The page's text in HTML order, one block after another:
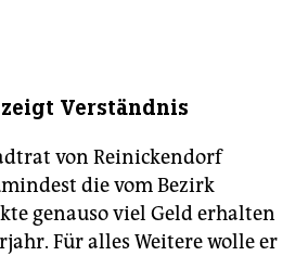
Verständnis
von Reinickendorf
die vom Bezirk
genauso viel Geld erhalten
Für alles Weitere wolle er